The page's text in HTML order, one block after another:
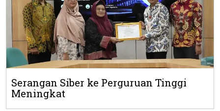
Serangan Siber ke Perguruan Tinggi
Meningkat